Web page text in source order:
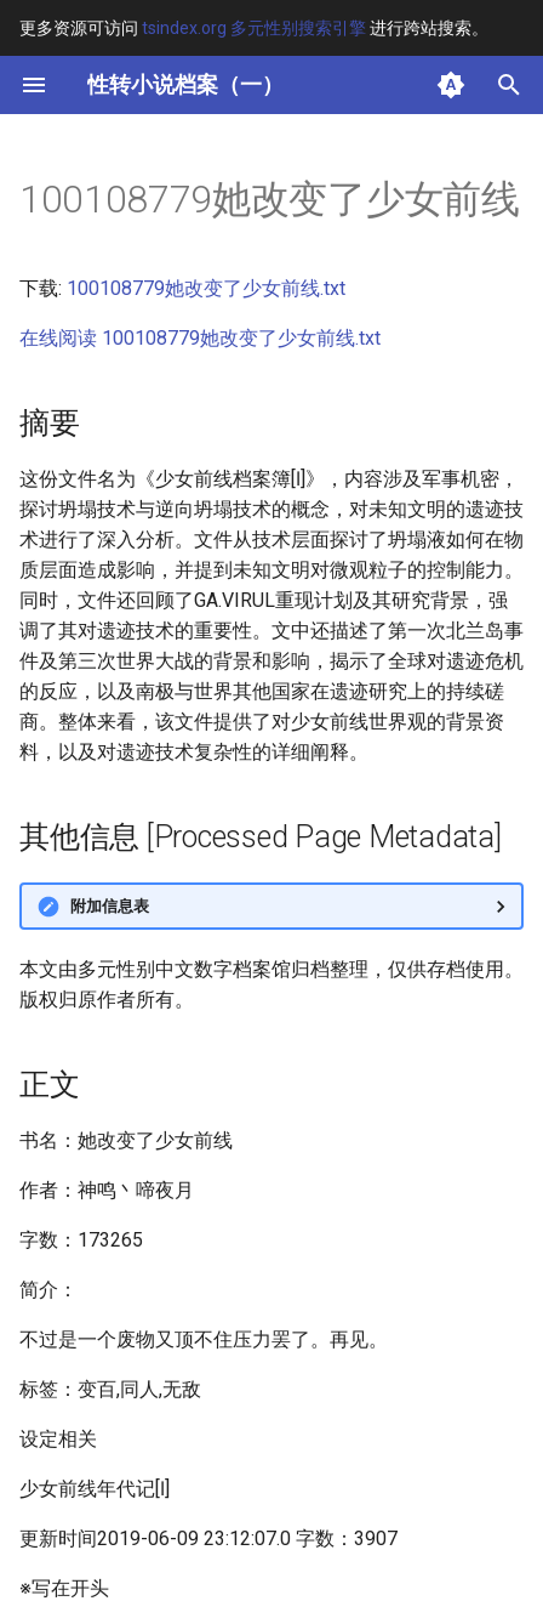
更多资源可访问 tsindex.org 多元性别搜索引擎进行跨站搜索。
性转小说档案（一）
键
开
搜
索
其他信息 [Processed Page
100108779她改变了少女前线
下载: 100108779她改变了少女前线.txt
在线阅读 100108779她改变了少女前线.txt
摘要
这份文件名为《少女前线档案簿[Ⅰ]》，内容涉及军事机密，
探讨坍塌技术与逆向坍塌技术的概念，对未知文明的遗迹技
术进行了深入分析。文件从技术层面探讨了坍塌液如何在物
质层面造成影响，并提到未知文明对微观粒子的控制能力。
同时，文件还回顾了GA.VIRUL重现计划及其研究背景，强
调了其对遗迹技术的重要性。文中还描述了第一次北兰岛事
件及第三次世界大战的背景和影响，揭示了全球对遗迹危机
的反应，以及南极与世界其他国家在遗迹研究上的持续磋
商。整体来看，该文件提供了对少女前线世界观的背景资
料，以及对遗迹技术复杂性的详细阐释。
其他信息 [Processed Page Metadata]
附加信息表
本文由多元性别中文数字档案馆归档整理，仅供存档使用。
版权归原作者所有。
正文
书名：她改变了少女前线
作者：神鸣丶啼夜月
字数：173265
简介：
不过是一个废物又顶不住压力罢了。再见。
标签：变百,同人,无敌
设定相关
少女前线年代记[Ⅰ]
更新时间2019-06-09 23:12:07.0 字数：3907
※写在开头